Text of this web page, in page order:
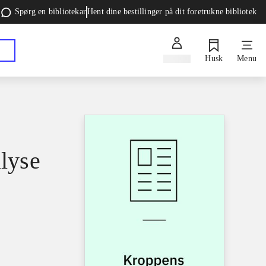
Spørg en bibliotekarHent dine bestillinger på dit foretrukne bibliotek
Husk Menu